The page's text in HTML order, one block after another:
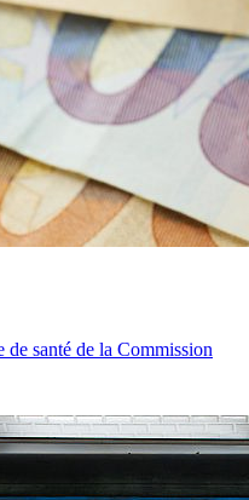
de santé de la Commission